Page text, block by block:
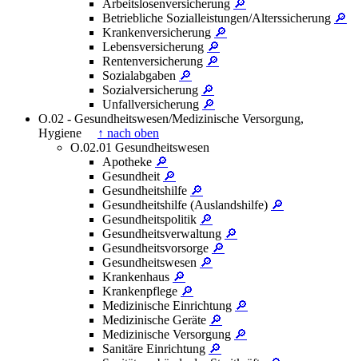
Arbeitslosenversicherung 🔎
Betriebliche Sozialleistungen/Alterssicherung 🔎
Krankenversicherung 🔎
Lebensversicherung 🔎
Rentenversicherung 🔎
Sozialabgaben 🔎
Sozialversicherung 🔎
Unfallversicherung 🔎
O.02 - Gesundheitswesen/Medizinische Versorgung,
Hygiene
↑ nach oben
O.02.01 Gesundheitswesen
Apotheke 🔎
Gesundheit 🔎
Gesundheitshilfe 🔎
Gesundheitshilfe (Auslandshilfe) 🔎
Gesundheitspolitik 🔎
Gesundheitsverwaltung 🔎
Gesundheitsvorsorge 🔎
Gesundheitswesen 🔎
Krankenhaus 🔎
Krankenpflege 🔎
Medizinische Einrichtung 🔎
Medizinische Geräte 🔎
Medizinische Versorgung 🔎
Sanitäre Einrichtung 🔎